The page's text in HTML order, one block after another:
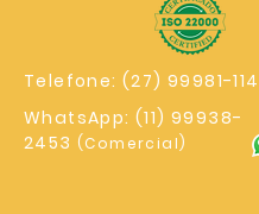
Telefone:(27) 99981-
WhatsApp:(11) 99938-
2453 (Comercial)